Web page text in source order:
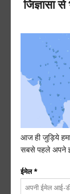
18) यदि कोई
जामुन के गुठली
सेवन गर्म दूध
समस्या दूर होती है.
19) यदि किसी
जामुन का रस
समस्या से राहत
20) यदि किसी
डकार भी आ